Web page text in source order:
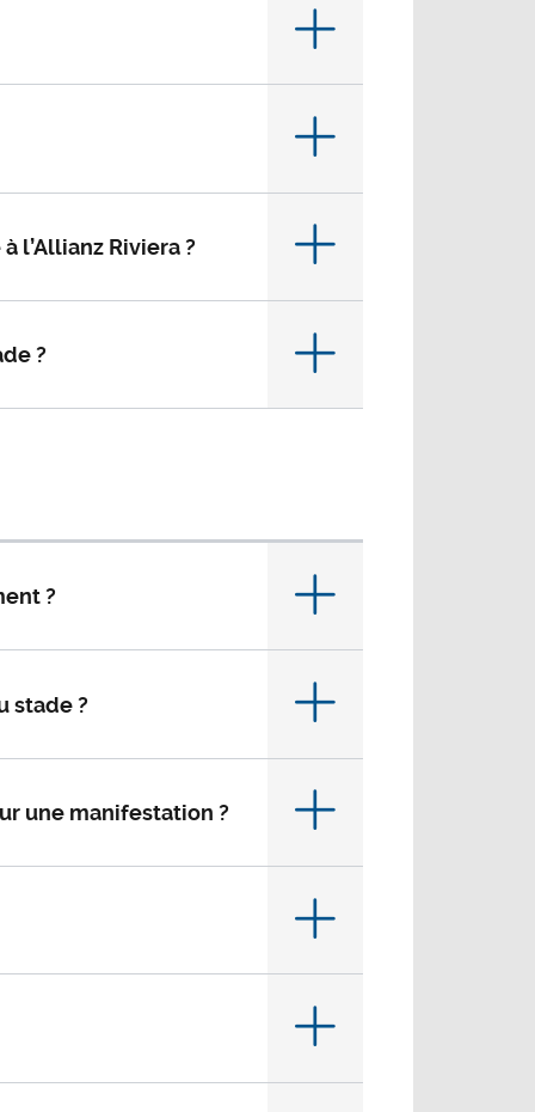
l’Allianz Riviera ?
?
?
stade ?
une manifestation ?